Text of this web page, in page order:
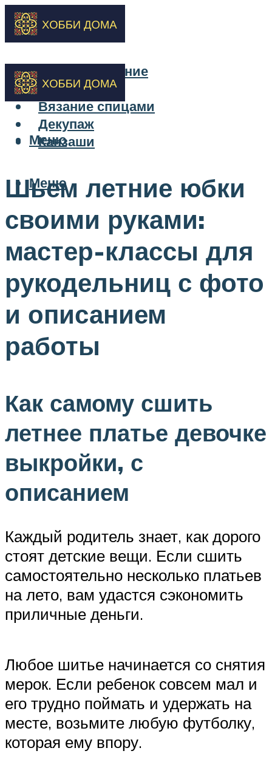
Бисероплетение
Вышивка
Вязание спицами
Декупаж
Канзаши
Меню
Меню
Шьем летние юбки
своими руками:
мастер-классы для
рукодельниц с фото
и описанием
работы
Как самому сшить
летнее платье девочке
выкройки, с
описанием
Каждый родитель знает, как дорого
стоят детские вещи. Если сшить
самостоятельно несколько платьев
на лето, вам удастся сэкономить
приличные деньги.
Любое шитье начинается со снятия
мерок. Если ребенок совсем мал и
его трудно поймать и удержать на
месте, возьмите любую футболку,
которая ему впору.